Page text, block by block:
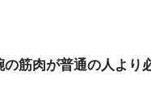
の筋肉が普通の人より